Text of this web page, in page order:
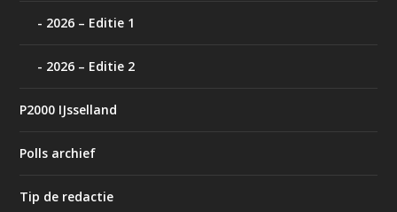
2026 – Editie 1
2026 – Editie 2
P2000 IJsselland
Polls archief
Tip de redactie